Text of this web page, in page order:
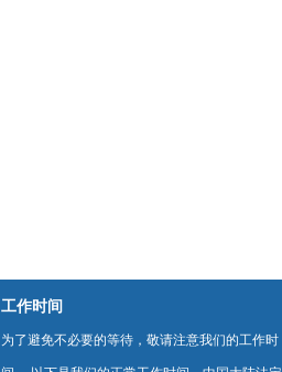
工作时间
为了避免不必要的等待，敬请注意我们的工作时